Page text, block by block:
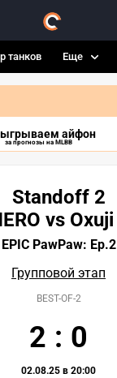
танков Еще
айфон
за прогнозы на MLBB
Standoff 2
vs
EPIC PawPaw: Ep.2
Групповой этап
BEST-OF-2
2 : 0
02.08.25 в 20:00